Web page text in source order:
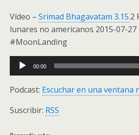
Vídeo – Srimad Bhagavatam 3.15.2
lunares no americanos 2015-07-
#MoonLanding
Audio
Player
00:00
Podcast: Escuchar en una ventana
Suscribir: RSS